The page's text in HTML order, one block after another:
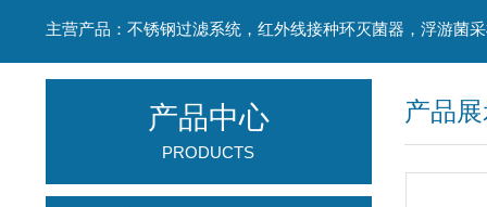
产品
产品中心
PRODUCTS